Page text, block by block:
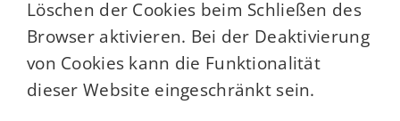
Löschen der Cookies beim Schließen des
Browser aktivieren. Bei der Deaktivierung
von Cookies kann die Funktionalität
dieser Website eingeschränkt sein.